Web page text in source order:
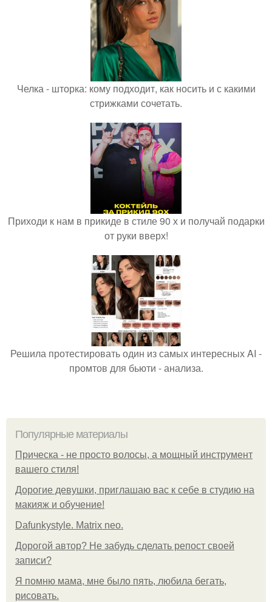
Челка - шторка: кому подходит, как носить и с какими
стрижками сочетать.
Приходи к нам в прикиде в стиле 90 х и получай подарки
от руки вверх!
Решила протестировать один из самых интересных AI -
промтов для бьюти - анализа.
Популярные материалы
Прическа - не просто волосы, а мощный инструмент
вашего стиля!
Дорогие девушки, приглашаю вас к себе в студию на
макияж и обучение!
Dafunkystyle. Matrix neo.
Дорогой автор? Не забудь сделать репост своей
записи?
Я помню мама, мне было пять, любила бегать,
рисовать.